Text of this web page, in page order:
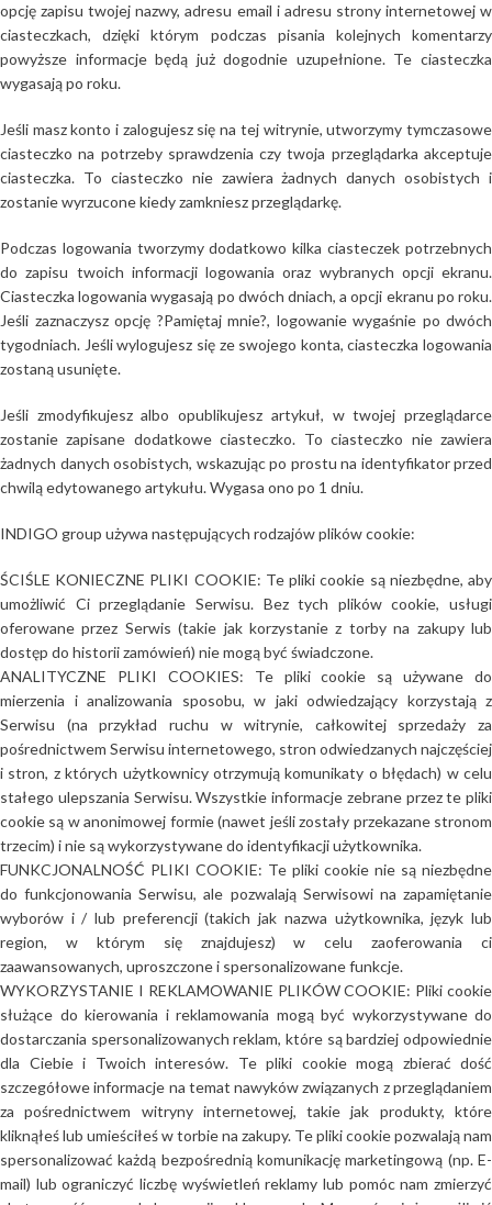
opcję zapisu twojej nazwy, adresu email i adresu strony internetowej w
ciasteczkach, dzięki którym podczas pisania kolejnych komentarzy
powyższe informacje będą już dogodnie uzupełnione. Te ciasteczka
wygasają po roku.
Jeśli masz konto i zalogujesz się na tej witrynie, utworzymy tymczasowe
ciasteczko na potrzeby sprawdzenia czy twoja przeglądarka akceptuje
ciasteczka. To ciasteczko nie zawiera żadnych danych osobistych i
zostanie wyrzucone kiedy zamkniesz przeglądarkę.
Podczas logowania tworzymy dodatkowo kilka ciasteczek potrzebnych
do zapisu twoich informacji logowania oraz wybranych opcji ekranu.
Ciasteczka logowania wygasają po dwóch dniach, a opcji ekranu po roku.
Jeśli zaznaczysz opcję ?Pamiętaj mnie?, logowanie wygaśnie po dwóch
tygodniach. Jeśli wylogujesz się ze swojego konta, ciasteczka logowania
zostaną usunięte.
Jeśli zmodyfikujesz albo opublikujesz artykuł, w twojej przeglądarce
zostanie zapisane dodatkowe ciasteczko. To ciasteczko nie zawiera
żadnych danych osobistych, wskazując po prostu na identyfikator przed
chwilą edytowanego artykułu. Wygasa ono po 1 dniu.
INDIGO group używa następujących rodzajów plików cookie:
ŚCIŚLE KONIECZNE PLIKI COOKIE: Te pliki cookie są niezbędne, aby
umożliwić Ci przeglądanie Serwisu. Bez tych plików cookie, usługi
oferowane przez Serwis (takie jak korzystanie z torby na zakupy lub
dostęp do historii zamówień) nie mogą być świadczone.
ANALITYCZNE PLIKI COOKIES: Te pliki cookie są używane do
mierzenia i analizowania sposobu, w jaki odwiedzający korzystają z
Serwisu (na przykład ruchu w witrynie, całkowitej sprzedaży za
pośrednictwem Serwisu internetowego, stron odwiedzanych najczęściej
i stron, z których użytkownicy otrzymują komunikaty o błędach) w celu
stałego ulepszania Serwisu. Wszystkie informacje zebrane przez te pliki
cookie są w anonimowej formie (nawet jeśli zostały przekazane stronom
trzecim) i nie są wykorzystywane do identyfikacji użytkownika.
FUNKCJONALNOŚĆ PLIKI COOKIE: Te pliki cookie nie są niezbędne
do funkcjonowania Serwisu, ale pozwalają Serwisowi na zapamiętanie
wyborów i / lub preferencji (takich jak nazwa użytkownika, język lub
region, w którym się znajdujesz) w celu zaoferowania ci
zaawansowanych, uproszczone i spersonalizowane funkcje.
WYKORZYSTANIE I REKLAMOWANIE PLIKÓW COOKIE: Pliki cookie
służące do kierowania i reklamowania mogą być wykorzystywane do
dostarczania spersonalizowanych reklam, które są bardziej odpowiednie
dla Ciebie i Twoich interesów. Te pliki cookie mogą zbierać dość
szczegółowe informacje na temat nawyków związanych z przeglądaniem
za pośrednictwem witryny internetowej, takie jak produkty, które
kliknąłeś lub umieściłeś w torbie na zakupy. Te pliki cookie pozwalają nam
spersonalizować każdą bezpośrednią komunikację marketingową (np. E-
mail) lub ograniczyć liczbę wyświetleń reklamy lub pomóc nam zmierzyć